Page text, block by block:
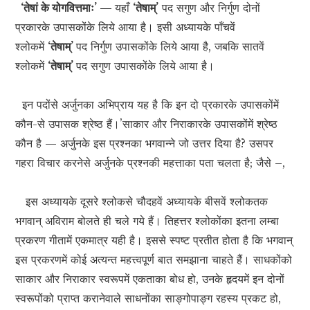
‘तेषां के योगवित्तमाः’ —यहाँ ‘तेषाम्’ पद सगुण और निर्गुण दोनों
प्रकारके उपासकोंके लिये आया है। इसी अध्यायके पाँचवें
श्लोकमें ‘तेषाम्’पद निर्गुण उपासकोंके लिये आया है, जबकि सातवें
श्लोकमें ‘तेषाम्’पद सगुण उपासकोंके लिये आया है।
इन पदोंसे अर्जुनका अभिप्राय यह है कि इन दो प्रकारके उपासकोंमें
कौन-से उपासक श्रेष्ठ हैं।’साकार और निराकारके उपासकोंमें श्रेष्ठ
कौन है — अर्जुनके इस प्रश्नका भगवान्ने जो उत्तर दिया है? उसपर
गहरा विचार करनेसे अर्जुनके प्रश्नकी महत्ताका पता चलता है; जैसे –,
इस अध्यायके दूसरे श्लोकसे चौदहवें अध्यायके बीसवें श्लोकतक
भगवान् अविराम बोलते ही चले गये हैं। तिहत्तर श्लोकोंका इतना लम्बा
प्रकरण गीतामें एकमात्र यही है। इससे स्पष्ट प्रतीत होता है कि भगवान्
इस प्रकरणमें कोई अत्यन्त महत्त्वपूर्ण बात समझाना चाहते हैं। साधकोंको
साकार और निराकार स्वरूपमें एकताका बोध हो, उनके हृदयमें इन दोनों
स्वरूपोंको प्राप्त करानेवाले साधनोंका साङ्गोपाङ्ग रहस्य प्रकट हो,